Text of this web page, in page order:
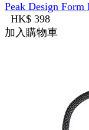
Peak Design Form
HK$ 398
加入購物車